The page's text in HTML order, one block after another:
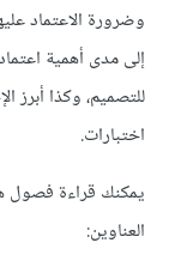
وضرورة الاعتماد
إلى مدى أهمية
للتصميم، وكذا أبرز
اختبارات.
يمكنك قراءة فصول
العناوين: